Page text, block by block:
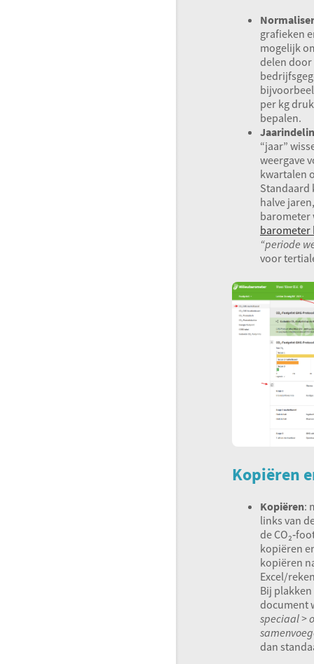
grafieken
mogelijk
delen door
per kg
bepalen.
“jaar”
weergave
kwartalen
Standaard
halve
barometer
barometer
“periode
voor
Kopiëren
Kopiëren:
links van
de
kopiëren
kopiëren
Excel/
Bij
document
speciaal >
dan